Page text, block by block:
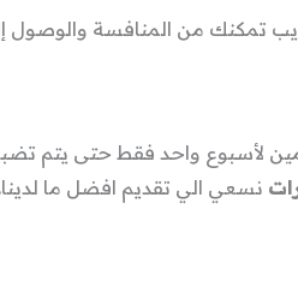
من المنافسة والوصول
لأسبوع واحد فقط حتى يتم
نسعي الي تقديم افضل ما لدينا.